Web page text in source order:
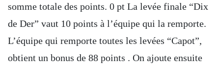
somme totale des points. 0 pt La levée finale “Dix
de Der” vaut 10 points à l’équipe qui la remporte.
L’équipe qui remporte toutes les levées “Capot”,
obtient un bonus de 88 points . On ajoute ensuite